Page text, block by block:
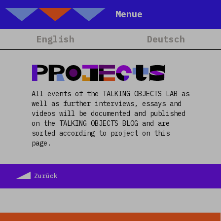
Talking Objects
Menue
Home
About
Projets
Calendrier
Blog
People
Team
Contact
English Deutsch
Projects
All events of the TALKING OBJECTS LAB as
well as further interviews, essays and
videos will be documented and published
on the TALKING OBJECTS BLOG and are
sorted according to project on this
page.
Zurück